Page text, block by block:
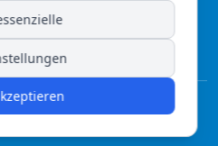
Alle Rechte vorbehalten.